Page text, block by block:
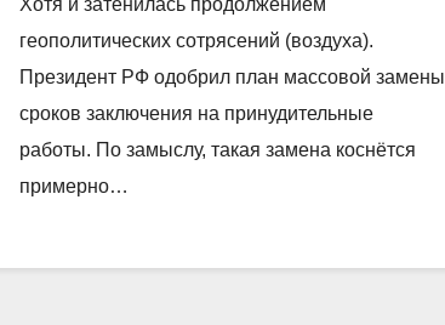
Хотя и затенилась продолжением
геополитических сотрясений (воздуха).
Президент РФ одобрил план массовой замены
сроков заключения на принудительные
работы. По замыслу, такая замена коснётся
примерно…